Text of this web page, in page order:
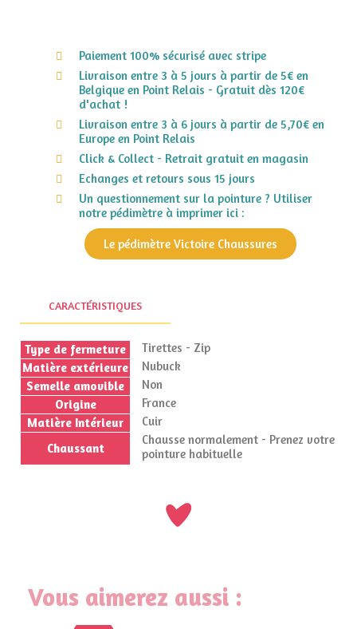
Paiement 100% sécurisé avec stripe
Livraison entre 3 à 5 jours à partir de 5€ en
Belgique en Point Relais - Gratuit dès 120€
d'achat !
Livraison entre 3 à 6 jours à partir de 5,70€ en
Europe en Point Relais
Click & Collect - Retrait gratuit en magasin
Echanges et retours sous 15 jours
Un questionnement sur la pointure ? Utiliser
notre pédimètre à imprimer ici :
Le pédimètre Victoire Chaussures
CARACTÉRISTIQUES
Type de fermeture
Tirettes - Zip
Matière extérieure
Nubuck
Semelle amovible
Non
Origine
France
Matière Intérieur
Cuir
Chaussant
Chausse normalement - Prenez votre
pointure habituelle
Vous aimerez aussi :